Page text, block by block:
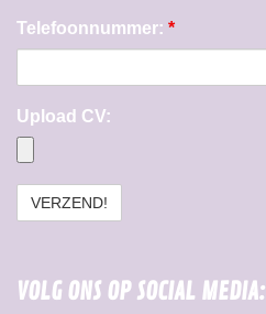
Telefoonnummer: *
Upload CV:
VOLG ONS OP SOCIAL MEDIA: